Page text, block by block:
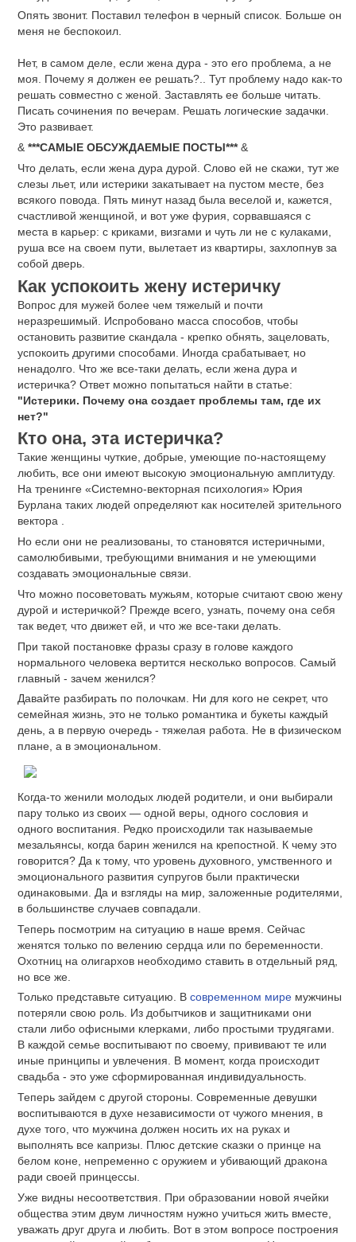
Опять звонит. Поставил телефон в черный список. Больше он
меня не беспокоил.
Нет, в самом деле, если жена дура - это его проблема, а не
моя. Почему я должен ее решать?.. Тут проблему надо как-то
решать совместно с женой. Заставлять ее больше читать.
Писать сочинения по вечерам. Решать логические задачки.
Это развивает.
& ***САМЫЕ ОБСУЖДАЕМЫЕ ПОСТЫ***&
Что делать, если жена дура дурой. Слово ей не скажи, тут же
слезы льет, или истерики закатывает на пустом месте, без
всякого повода. Пять минут назад была веселой и, кажется,
счастливой женщиной, и вот уже фурия, сорвавшаяся с
места в карьер: с криками, визгами и чуть ли не с кулаками,
руша все на своем пути, вылетает из квартиры, захлопнув за
собой дверь.
Как успокоить жену истеричку
Вопрос для мужей более чем тяжелый и почти
неразрешимый. Испробовано масса способов, чтобы
остановить развитие скандала - крепко обнять, зацеловать,
успокоить другими способами. Иногда срабатывает, но
ненадолго. Что же все-таки делать, если жена дура и
истеричка? Ответ можно попытаться найти в статье:
"Истерики. Почему она создает проблемы там, где их
нет?"
Кто она, эта истеричка?
Такие женщины чуткие, добрые, умеющие по-настоящему
любить, все они имеют высокую эмоциональную амплитуду.
На тренинге «Системно-векторная психология» Юрия
Бурлана таких людей определяют как носителей зрительного
вектора .
Но если они не реализованы, то становятся истеричными,
самолюбивыми, требующими внимания и не умеющими
создавать эмоциональные связи.
Что можно посоветовать мужьям, которые считают свою жену
дурой и истеричкой? Прежде всего, узнать, почему она себя
так ведет, что движет ей, и что же все-таки делать.
При такой постановке фразы сразу в голове каждого
нормального человека вертится несколько вопросов. Самый
главный - зачем женился?
Давайте разбирать по полочкам. Ни для кого не секрет, что
семейная жизнь, это не только романтика и букеты каждый
день, а в первую очередь - тяжелая работа. Не в физическом
плане, а в эмоциональном.
Когда-то женили молодых людей родители, и они выбирали
пару только из своих — одной веры, одного сословия и
одного воспитания. Редко происходили так называемые
мезальянсы, когда барин женился на крепостной. К чему это
говорится? Да к тому, что уровень духовного, умственного и
эмоционального развития супругов были практически
одинаковыми. Да и взгляды на мир, заложенные родителями,
в большинстве случаев совпадали.
Теперь посмотрим на ситуацию в наше время. Сейчас
женятся только по велению сердца или по беременности.
Охотниц на олигархов необходимо ставить в отдельный ряд,
но все же.
Только представьте ситуацию. В современном мире мужчины
потеряли свою роль. Из добытчиков и защитниками они
стали либо офисными клерками, либо простыми трудягами.
В каждой семье воспитывают по своему, прививают те или
иные принципы и увлечения. В момент, когда происходит
свадьба - это уже сформированная индивидуальность.
Теперь зайдем с другой стороны. Современные девушки
воспитываются в духе независимости от чужого мнения, в
духе того, что мужчина должен носить их на руках и
выполнять все капризы. Плюс детские сказки о принце на
белом коне, непременно с оружием и убивающий дракона
ради своей принцессы.
Уже видны несоответствия. При образовании новой ячейки
общества этим двум личностям нужно учиться жить вместе,
уважать друг друга и любить. Вот в этом вопросе построения